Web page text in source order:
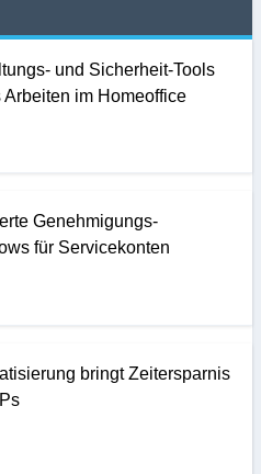
und Sicherheit-Tools
Arbeiten im Homeoffice
Genehmigungs-
für Servicekonten
bringt Zeitersparnis